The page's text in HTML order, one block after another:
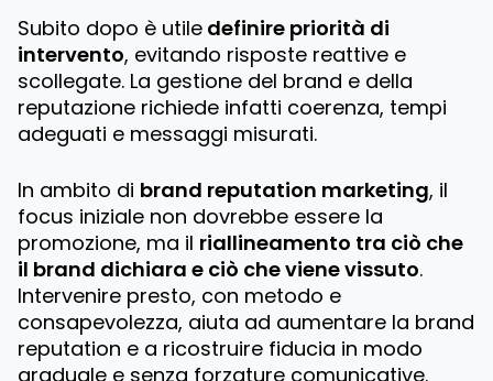
Subito dopo è utile definire priorità di
intervento, evitando risposte reattive e
scollegate. La gestione del brand e della
reputazione richiede infatti coerenza, tempi
adeguati e messaggi misurati.
In ambito di brand reputation marketing, il
focus iniziale non dovrebbe essere la
promozione, ma il riallineamento tra ciò che
il brand dichiara e ciò che viene vissuto.
Intervenire presto, con metodo e
consapevolezza, aiuta ad aumentare la brand
reputation e a ricostruire fiducia in modo
graduale e senza forzature comunicative.